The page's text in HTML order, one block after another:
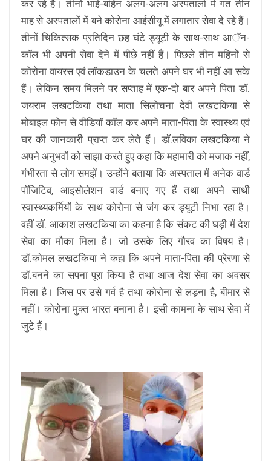
कर रहे हैं। तीनों भाई-बहिन अलग-अलग अस्पतालों में गत तीन
माह से अस्पतालों में बने कोरोना आईसीयू में लगातार सेवा दे रहे हैं।
तीनों चिकित्सक प्रतिदिन छह घंटे ड्यूटी के साथ-साथ आॅन-
काॅल भी अपनी सेवा देने में पीछे नहीं हैं। पिछले तीन महिनों से
कोरोना वायरस एवं लाॅकडाउन के चलते अपने घर भी नहीं आ सके
हैं। लेकिन समय मिलने पर सप्ताह में एक-दो बार अपने पिता डॉ.
जयराम लखटकिया तथा माता सिलोचना देवी लखटकिया से
मोबाइल फोन से वीडियाॅ काॅल कर अपने माता-पिता के स्वास्थ्य एवं
घर की जानकारी प्राप्त कर लेते हैं। डॉ.लविका लखटकिया ने
अपने अनुभवों को साझा करते हुए कहा कि महामारी को मजाक नहीं,
गंभीरता से लोग समझें। उन्होंने बताया कि अस्पताल में अनेक वार्ड
पाॅजिटिव, आइसोलेशन वार्ड बनाए गए हैं तथा अपने साथी
स्वास्थ्यकर्मियों के साथ कोरोना से जंग कर ड्यूटी निभा रहा है।
वहीं डॉ. आकाश लखटकिया का कहना है कि संकट की घड़ी में देश
सेवा का मौका मिला है। जो उसके लिए गौरव का विषय है।
डॉ.कोमल लखटकिया ने कहा कि अपने माता-पिता की प्रेरणा से
डॉ.बनने का सपना पूरा किया है तथा आज देश सेवा का अवसर
मिला है। जिस पर उसे गर्व है तथा कोरोना से लड़ना है, बीमार से
नहीं। कोरोना मुक्त भारत बनाना है। इसी कामना के साथ सेवा में
जुटे हैं।